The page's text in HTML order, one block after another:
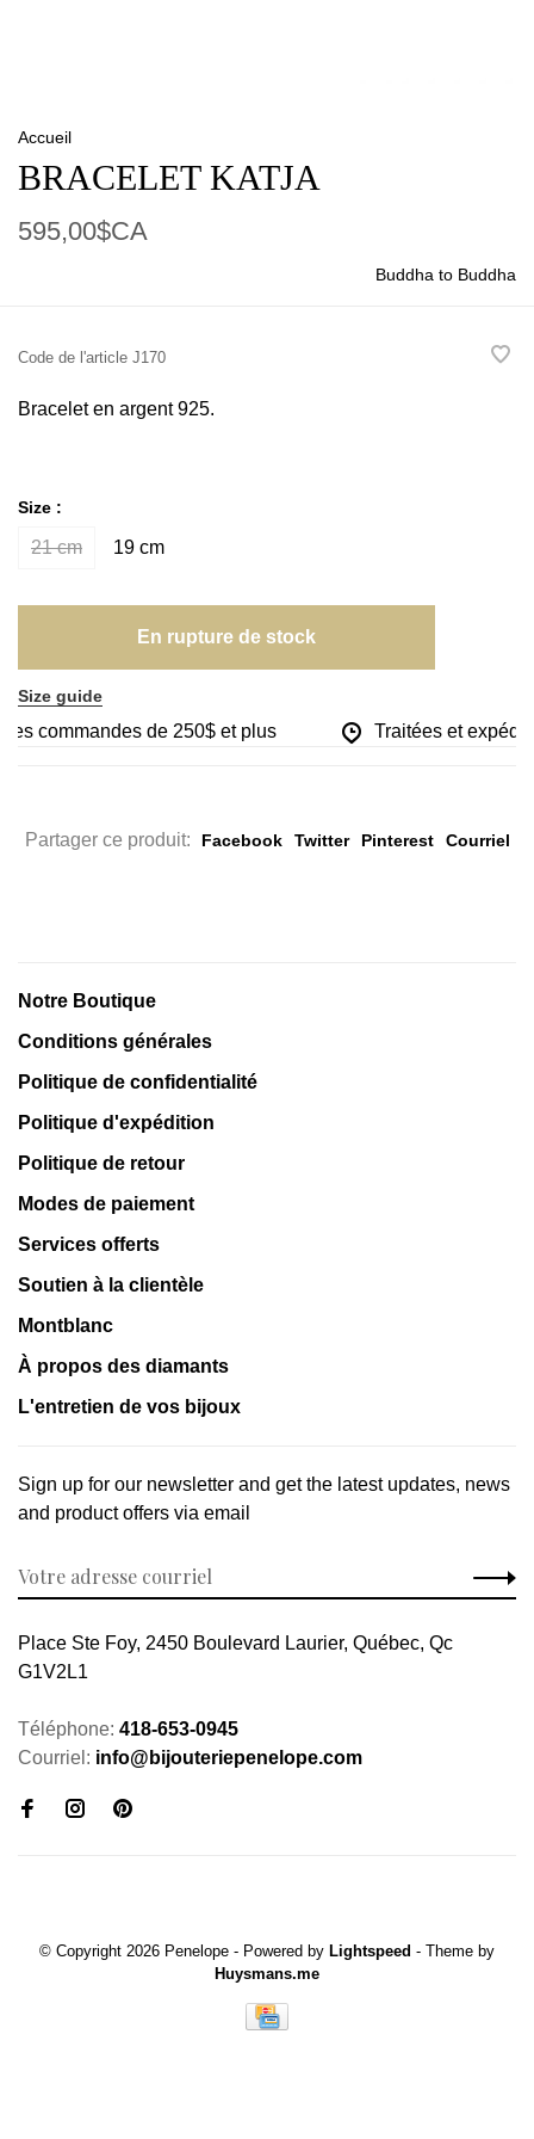
Accueil
BRACELET KATJA
595,00$CA
Buddha to Buddha
Code de l'article J170
Bracelet en argent 925.
Size :
21 cm 19 cm
En rupture de stock
Size guide
commandes de 250$ et plus Traitées et
Partager ce produit: Facebook Twitter Pinterest Courriel
Notre Boutique
Conditions générales
Politique de confidentialité
Politique d'expédition
Politique de retour
Modes de paiement
Services offerts
Soutien à la clientèle
Montblanc
À propos des diamants
L'entretien de vos bijoux
Sign up for our newsletter and get the latest updates, news
and product offers via email
Place Ste Foy, 2450 Boulevard Laurier, Québec, Qc
G1V2L1
Téléphone: 418-653-0945
Courriel: info@bijouteriepenelope.com
© Copyright 2026 Penelope - Powered by Lightspeed - Theme by
Huysmans.me